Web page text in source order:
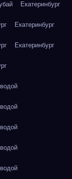
Екатеринбург
Екатеринбург
Екатеринбург